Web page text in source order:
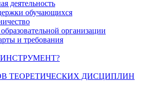
деятельность
обучающихся
организации
и требования
ТЕОРЕТИЧЕСКИХ ДИСЦИПЛИН